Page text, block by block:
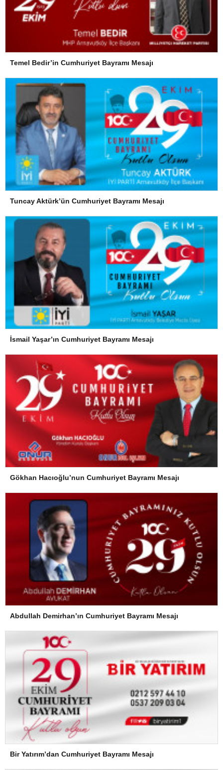
Temel Bedir’in Cumhuriyet Bayramı Mesajı
Tuncay Aktürk’ün Cumhuriyet Bayramı Mesajı
İsmail Yaşar’ın Cumhuriyet Bayramı Mesajı
Gökhan Hacıoğlu’nun Cumhuriyet Bayramı Mesajı
Abdullah Demirhan’ın Cumhuriyet Bayramı Mesajı
Bir Yatırım’dan Cumhuriyet Bayramı Mesajı